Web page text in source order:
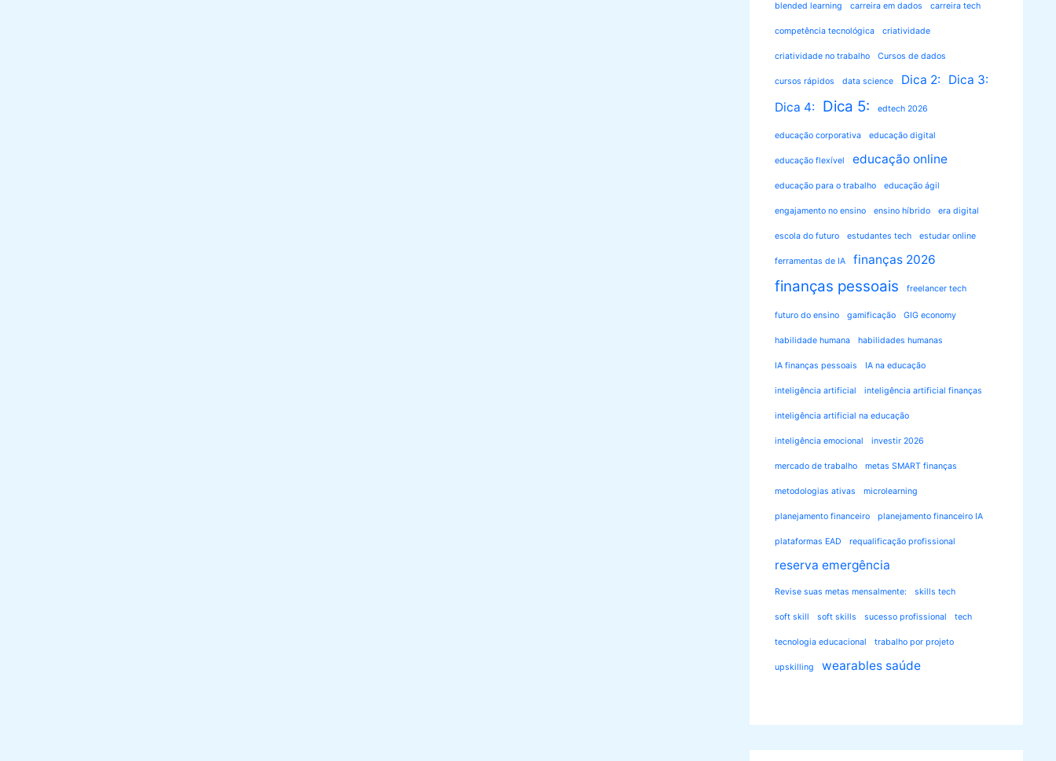
blended learning carreira em dados carreira tech
competência tecnológica criatividade
criatividade no trabalho Cursos de dados
cursos rápidos data science Dica 2:
Dica 3:
Dica 4:
Dica 5: edtech 2026
educação corporativa educação digital
educação flexível educação online
educação para o trabalho educação ágil
engajamento no ensino ensino híbrido era digital
escola do futuro estudantes tech estudar online
ferramentas de IA finanças 2026
finanças pessoais freelancer tech
futuro do ensino gamificação GIG economy
habilidade humana habilidades humanas
IA finanças pessoais IA na educação
inteligência artificial inteligência artificial finanças
inteligência artificial na educação
inteligência emocional investir 2026
mercado de trabalho metas SMART finanças
metodologias ativas microlearning
planejamento financeiro planejamento financeiro IA
plataformas EAD requalificação profissional
reserva emergência
Revise suas metas mensalmente: skills tech
soft skill soft skills sucesso profissional tech
tecnologia educacional trabalho por projeto
upskilling wearables saúde